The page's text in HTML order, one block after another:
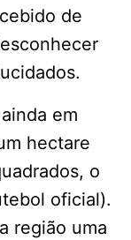
de
em
hectare
o
oficial).
região uma